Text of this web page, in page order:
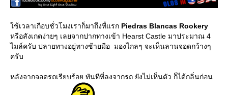
ช้เวลาเกือบชั่วโมงเราก็มาถึงทื่แรก Piedras Blancas Rookery
หรือสังเกตง่ายๆ เลยจากปากทางเข้า Hearst Castle มาประมาณ 4
ไมล์ครับ ปลายทางอยู่ทางซ้ายมือ มองไกลๆ จะเห็นลานจอดกว้างๆ
ครับ
หลังจากจอดรถเรียบร้อย ทันทีที่ลงจากรถ ยังไม่เห็นตัว ก็ได้กลิ่นก่อน